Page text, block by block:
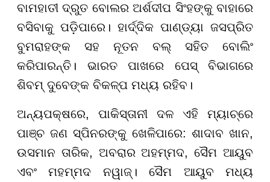
ବାମହାତୀ ଦ୍ରୁତ ବୋଲର ଅର୍ଶଦୀପ ସିଂହଙ୍କୁ ବାହାରେ
ବସିବାକୁ ପଡ଼ିପାରେ। ହାର୍ଦ୍ଦିକ ପାଣ୍ଡ୍ୟା ଜସପ୍ରିତ
ବୁମରାହଙ୍କ ସହ ନୂତନ ବଲ୍ ସହିତ ବୋଲିଂ
କରିପାରନ୍ତି। ଭାରତ ପାଖରେ ପେସ୍ ବିଭାଗରେ
ଶିବମ୍ ଦୁବେଙ୍କ ବିକଳ୍ପ ମଧ୍ୟ ରହିବ।
ଅନ୍ୟପକ୍ଷରେ, ପାକିସ୍ତାନୀ ଦଳ ଏହି ମ୍ୟାଚ୍ରେ
ପାଞ୍ଚ ଜଣ ସ୍ପିନରଙ୍କୁ ଖେଳିପାରେ: ଶାଦାବ ଖାନ,
ଉସମାନ ତାରିକ, ଅବରାର ଅହମ୍ମଦ, ସୈମ ଆୟୁବ
ଏବଂ ମହମ୍ମଦ ନୱାଜ୍। ସୈମ ଆୟୁବ ମଧ୍ୟ